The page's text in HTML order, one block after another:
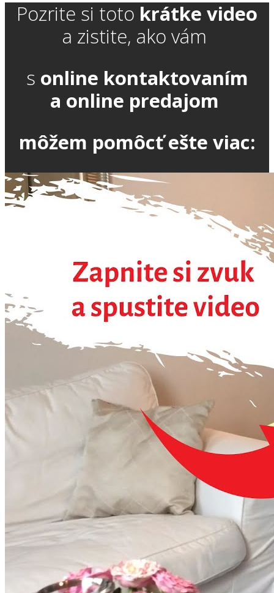
Pozrite si toto krátke video
a zistite, ako vám
s online kontaktovaním
a online predajom
môžem pomôcť ešte viac: